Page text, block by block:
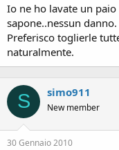
Io ne ho lavate un
sapone..nessun danno.
Preferisco toglierle
naturalmente.
S simo911
New member
30 Gennaio 2010